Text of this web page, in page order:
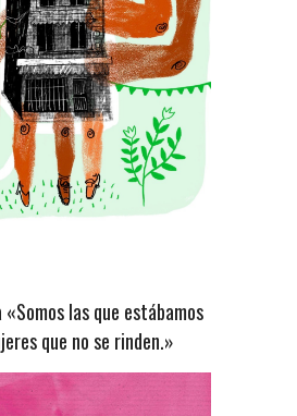
las que estábamos
que no se rinden.»